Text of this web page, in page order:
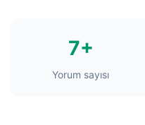
7+
Yorum sayısı